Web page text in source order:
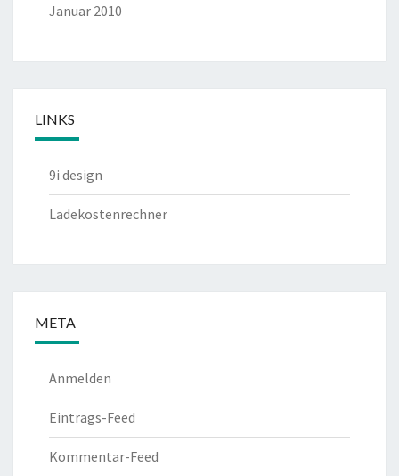
Januar 2010
LINKS
9i design
Ladekostenrechner
META
Anmelden
Eintrags-Feed
Kommentar-Feed